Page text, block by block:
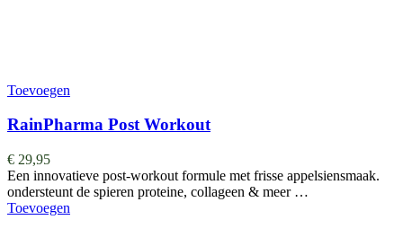
Toevoegen
RainPharma Post Workout
€ 29,95
Een innovatieve post-workout formule met frisse appelsiensmaak.
ondersteunt de spieren proteine, collageen & meer …
Toevoegen